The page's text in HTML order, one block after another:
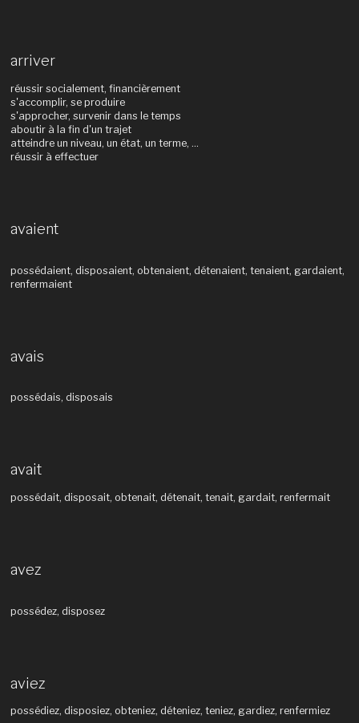
arriver
réussir socialement, financièrement
s'accomplir, se produire
s'approcher, survenir dans le temps
aboutir à la fin d'un trajet
atteindre un niveau, un état, un terme, ...
réussir à effectuer
avaient
possédaient, disposaient, obtenaient, détenaient, tenaient, gardaient,
renfermaient
avais
possédais, disposais
avait
possédait, disposait, obtenait, détenait, tenait, gardait, renfermait
avez
possédez, disposez
aviez
possédiez, disposiez, obteniez, déteniez, teniez, gardiez, renfermiez